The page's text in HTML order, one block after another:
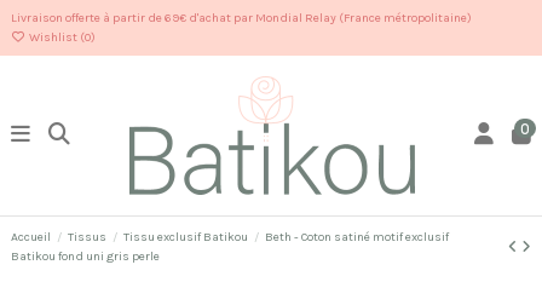
Livraison offerte à partir de 69€ d'achat par Mondial Relay (France métropolitaine)
Wishlist (0)
0
Accueil Tissus Tissu exclusif Batikou
Beth - Coton satiné motif exclusif
Batikou fond uni gris perle